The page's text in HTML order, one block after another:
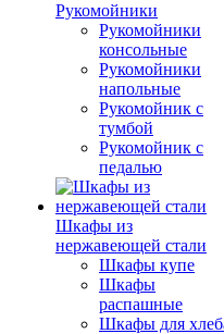
Рукомойники
Рукомойники
консольные
Рукомойники
напольные
Рукомойник с
тумбой
Рукомойник с
педалью
Шкафы из
нержавеющей стали
Шкафы купе
Шкафы
распашные
Шкафы для